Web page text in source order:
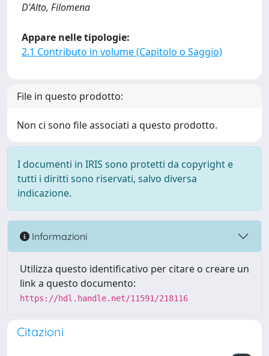
D'Alto, Filomena
Appare nelle tipologie:
2.1 Contributo in volume (Capitolo o Saggio)
File in questo prodotto:
Non ci sono file associati a questo prodotto.
I documenti in IRIS sono protetti da copyright e
tutti i diritti sono riservati, salvo diversa
indicazione.
Informazioni
Utilizza questo identificativo per citare o creare un
link a questo documento:
https://hdl.handle.net/11591/218116
Citazioni